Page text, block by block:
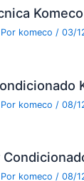
Komeco
komeco/03/
komeco /08/
komeco /08/